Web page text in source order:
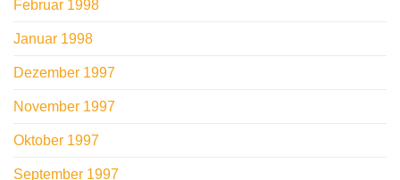
Februar 1998
Januar 1998
Dezember 1997
November 1997
Oktober 1997
September 1997